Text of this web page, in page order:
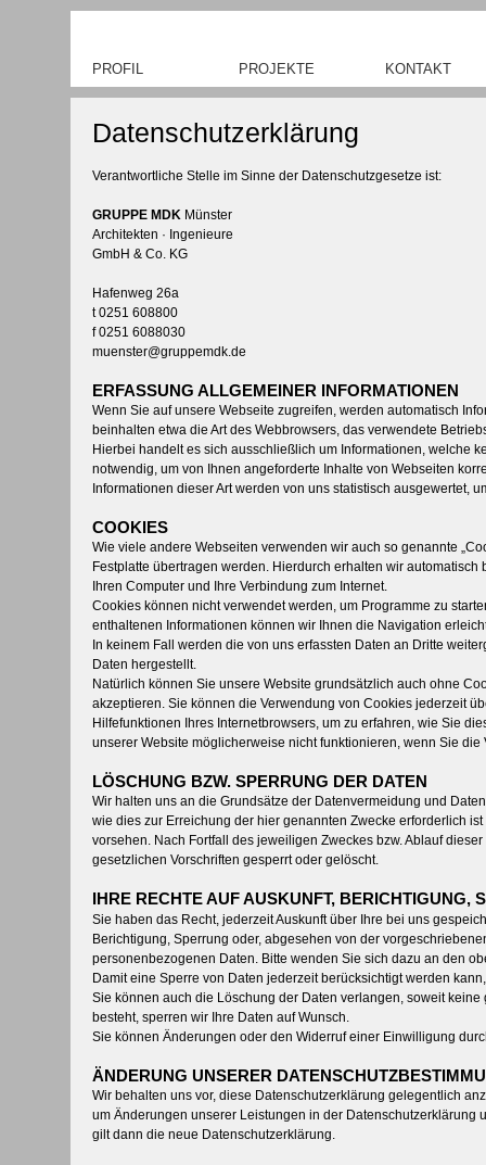
Datenschutzerklärung
Verantwortliche Stelle im Sinne der Datenschutzgesetze ist:
GRUPPE MDK Münster
Architekten · Ingenieure
GmbH & Co. KG
Hafenweg 26a
t 0251 608800
f 0251 6088030
muenster@gruppemdk.de
ERFASSUNG ALLGEMEINER INFORMATIONEN
Wenn Sie auf unsere Webseite zugreifen, werden automatisch
beinhalten etwa die Art des Webbrowsers, das verwendete
Hierbei handelt es sich ausschließlich um Informationen, welche
notwendig, um von Ihnen angeforderte Inhalte von Webseiten
Informationen dieser Art werden von uns statistisch ausgewertet,
COOKIES
Wie viele andere Webseiten verwenden wir auch so genannte
Festplatte übertragen werden. Hierdurch erhalten wir
Ihren Computer und Ihre Verbindung zum Internet.
Cookies können nicht verwendet werden, um Programme zu
enthaltenen Informationen können wir Ihnen die Navigation
In keinem Fall werden die von uns erfassten Daten an Dritte
Daten hergestellt.
Natürlich können Sie unsere Website grundsätzlich auch ohne
akzeptieren. Sie können die Verwendung von Cookies jederzeit
Hilfefunktionen Ihres Internetbrowsers, um zu erfahren, wie Sie
unserer Website möglicherweise nicht funktionieren, wenn Sie
LÖSCHUNG BZW. SPERRUNG DER DATEN
Wir halten uns an die Grundsätze der Datenvermeidung und
wie dies zur Erreichung der hier genannten Zwecke erforderlich
vorsehen. Nach Fortfall des jeweiligen Zweckes bzw. Ablauf
gesetzlichen Vorschriften gesperrt oder gelöscht.
IHRE RECHTE AUF AUSKUNFT, BERICHTIGUNG,
Sie haben das Recht, jederzeit Auskunft über Ihre bei uns
Berichtigung, Sperrung oder, abgesehen von der
personenbezogenen Daten. Bitte wenden Sie sich dazu an den
Damit eine Sperre von Daten jederzeit berücksichtigt werden
Sie können auch die Löschung der Daten verlangen, soweit
besteht, sperren wir Ihre Daten auf Wunsch.
Sie können Änderungen oder den Widerruf einer Einwilligung
ÄNDERUNG UNSERER
Wir behalten uns vor, diese Datenschutzerklärung gelegentlich
um Änderungen unserer Leistungen in der Datenschutzerklärung
gilt dann die neue Datenschutzerklärung.
PROFIL
Büro
Team
PROJEKTE
Öffentliche Bauten
Schulbauten
Sozialbauten
KONTAKT
Kontakt